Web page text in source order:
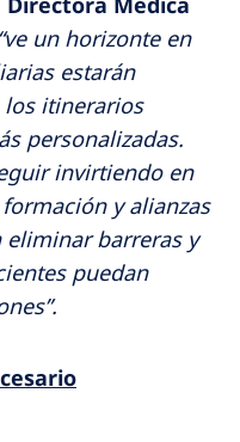
“ve un horizonte en
estarán
itinerarios
personalizadas.
invirtiendo en
y alianzas
barreras y
puedan